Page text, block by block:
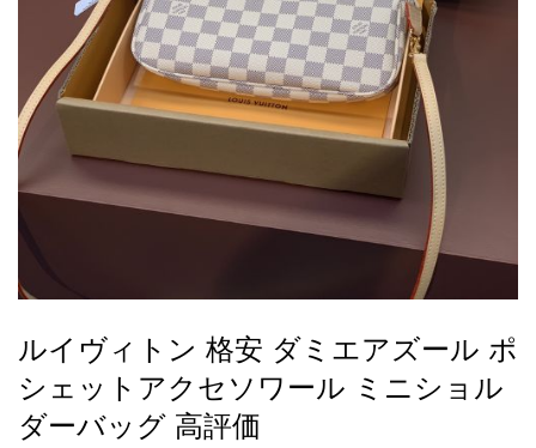
2026人気特集
バッグ
財布
時計
服
ズボン
衣装セット
靴
住まい用品
アクセサリー
ベルト
スカーフ
アイフォーンケ
ース
小物
お
す
す
め
ルイヴィトン 格安 ダミエアズール ポ
シェットアクセソワール ミニショル
ダーバッグ 高評価